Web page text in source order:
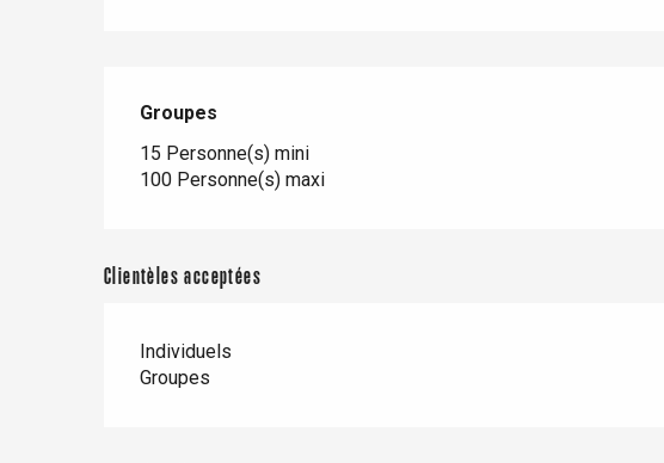
Groupes
Groupes
15 Personne(s) mini
100 Personne(s) maxi
Clientèles acceptées
Individuels
Groupes